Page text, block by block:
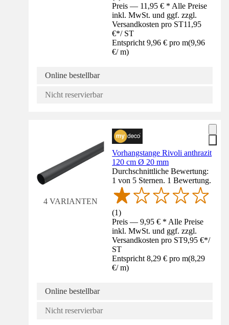
Preis — 11,95 € * Alle Preise
inkl. MwSt. und ggf. zzgl.
Versandkosten pro ST11,95
€*/ ST
Entspricht 9,96 € pro m(9,96
€/ m)
Online bestellbar
Nicht reservierbar
4 VARIANTEN
Vorhangstange Rivoli anthrazit
120 cm Ø 20 mm
Durchschnittliche Bewertung:
1 von 5 Sternen. 1 Bewertung.
(1)
Preis — 9,95 € * Alle Preise
inkl. MwSt. und ggf. zzgl.
Versandkosten pro ST9,95 €*/
ST
Entspricht 8,29 € pro m(8,29
€/ m)
Online bestellbar
Nicht reservierbar